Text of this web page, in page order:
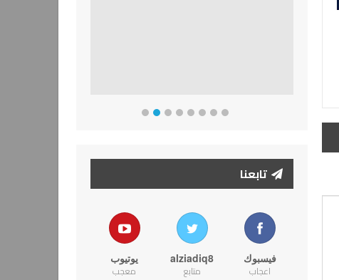
تابعنا
فيسبوك
اعجاب
alziadiq8
متابع
يوتيوب
معجب